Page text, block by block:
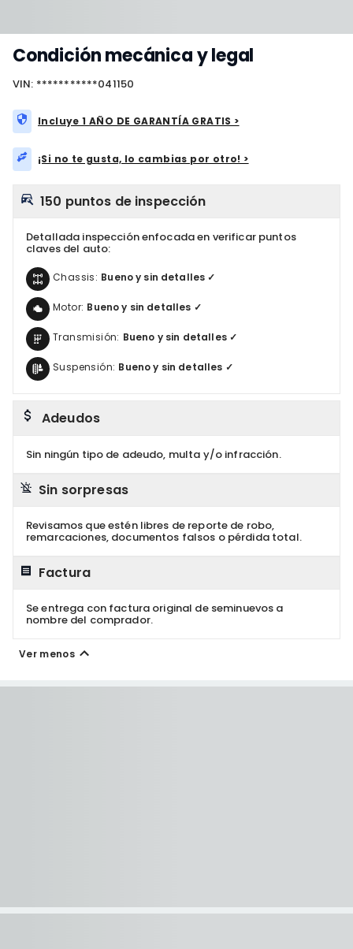
Condición mecánica y legal
VIN: ***********041150
Incluye 1 AÑO DE GARANTÍA GRATIS >
¡Si no te gusta, lo cambias por otro! >
150 puntos de inspección
Detallada inspección enfocada en verificar puntos
claves del auto:
Chassis: Bueno y sin detalles ✓
Motor: Bueno y sin detalles ✓
Transmisión: Bueno y sin detalles ✓
Suspensión: Bueno y sin detalles ✓
Adeudos
Sin ningún tipo de adeudo, multa y/o infracción.
Sin sorpresas
Revisamos que estén libres de reporte de robo,
remarcaciones, documentos falsos o pérdida total.
Factura
Se entrega con factura original de seminuevos a
nombre del comprador.
Ver menos